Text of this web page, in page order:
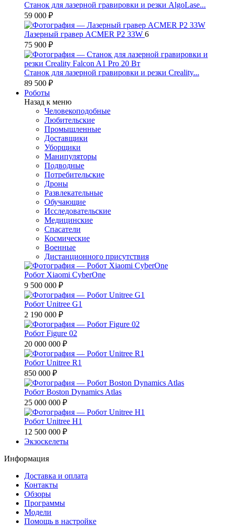
Станок для лазерной гравировки и резки AlgoLase...
59 000 ₽
Лазерный гравер ACMER P2 33W 6
75 900 ₽
Станок для лазерной гравировки и резки Creality...
89 500 ₽
Роботы
Назад к меню
Человекоподобные
Любительские
Промышленные
Доставщики
Уборщики
Манипуляторы
Подводные
Потребительские
Дроны
Развлекательные
Обучающие
Исследовательские
Медицинские
Спасатели
Космические
Военные
Дистанционного присутствия
Робот Xiaomi CyberOne
9 500 000 ₽
Робот Unitree G1
2 190 000 ₽
Робот Figure 02
20 000 000 ₽
Робот Unitree R1
850 000 ₽
Робот Boston Dynamics Atlas
25 000 000 ₽
Робот Unitree H1
12 500 000 ₽
Экзоскелеты
Информация
Доставка и оплата
Контакты
Обзоры
Программы
Модели
Помощь в настройке